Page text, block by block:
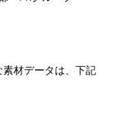
材データは、下記